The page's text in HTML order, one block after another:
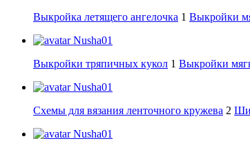
Выкройка летящего ангелочка 1 Выкройки
Nusha01
Выкройки тряпичных кукол 1 Выкройки
Nusha01
Схемы для вязания ленточного кружева 2
Nusha01